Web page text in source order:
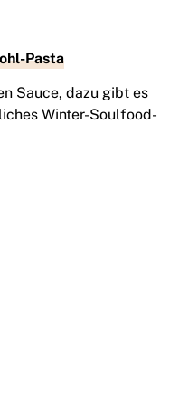
Pasta
Sauce, dazu gibt es
Winter-Soulfood-